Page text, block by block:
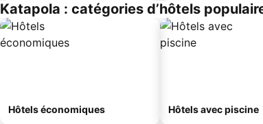
Katapola : catégories d’hôtels
Hôtels économiques Hôtels avec piscine